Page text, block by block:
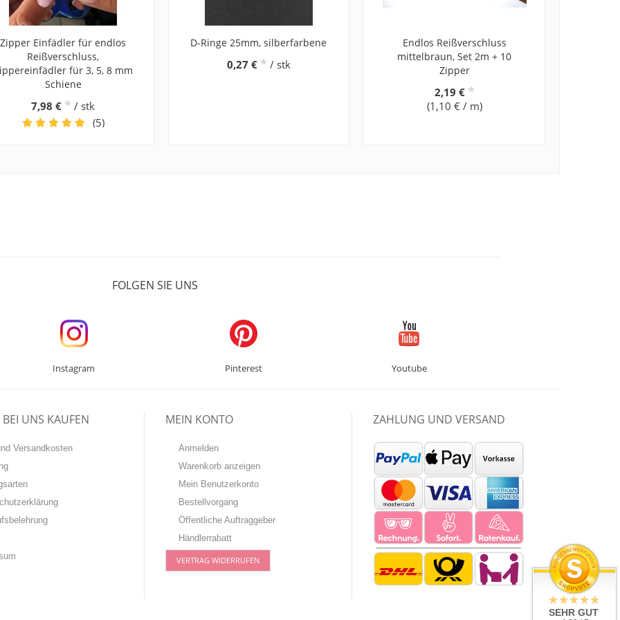
Zipper Einfädler für endlos
Reißverschluss,
für 3, 5, 8 mm
Schiene
7,98 € * / stk
(5)
D-Ringe 25mm, silberfarbene
0,27 € * / stk
Endlos Reißverschluss
mittelbraun, Set 2m + 10
Zipper
2,19 € *
(1,10 € / m)
FOLGEN SIE UNS
Instagram Pinterest Youtube
UNS KAUFEN
Versandkosten
MEIN KONTO
Anmelden
Warenkorb anzeigen
Mein Benutzerkonto
Bestellvorgang
Öffentliche Auftraggeber
Händlerrabatt
VERTRAG WIDERRUFEN
ZAHLUNG UND VERSAND
SEHR GUT